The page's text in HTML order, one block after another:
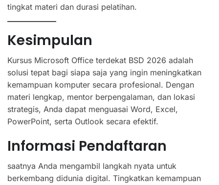
tingkat materi dan durasi pelatihan.
Kesimpulan
Kursus Microsoft Office terdekat BSD 2026 adalah
solusi tepat bagi siapa saja yang ingin meningkatkan
kemampuan komputer secara profesional. Dengan
materi lengkap, mentor berpengalaman, dan lokasi
strategis, Anda dapat menguasai Word, Excel,
PowerPoint, serta Outlook secara efektif.
Informasi Pendaftaran
saatnya Anda mengambil langkah nyata untuk
berkembang didunia digital. Tingkatkan kemampuan